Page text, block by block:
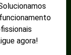
agora!